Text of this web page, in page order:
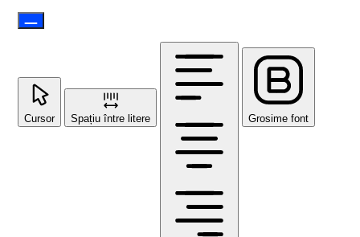
Cursor Spațiu între litere Grosime font